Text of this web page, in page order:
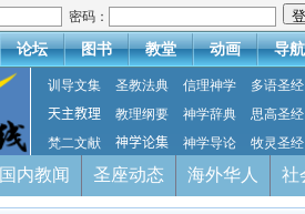
密码：
论坛 图书 教堂 动画 导航
训导文集 圣教法典 信理神学
多语圣经
天主教理
教理纲要 神学辞典
思高圣经
梵二文献
神学论集 神学导论 牧灵圣经
国内教闻 圣座动态 海外华人 社